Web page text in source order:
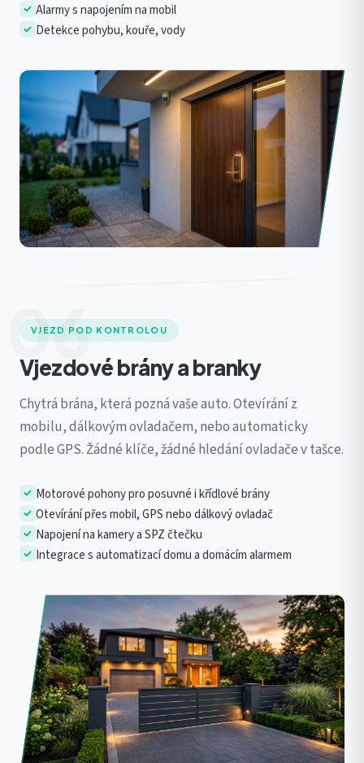
Alarmy s napojením na mobil
Detekce pohybu, kouře, vody
06
VJEZD POD KONTROLOU
Vjezdové brány a branky
Chytrá brána, která pozná vaše auto. Otevírání z
mobilu, dálkovým ovladačem, nebo automaticky
podle GPS. Žádné klíče, žádné hledání ovladače v tašce.
Motorové pohony pro posuvné i křídlové brány
Otevírání přes mobil, GPS nebo dálkový ovladač
Napojení na kamery a SPZ čtečku
Integrace s automatizací domu a domácím alarmem